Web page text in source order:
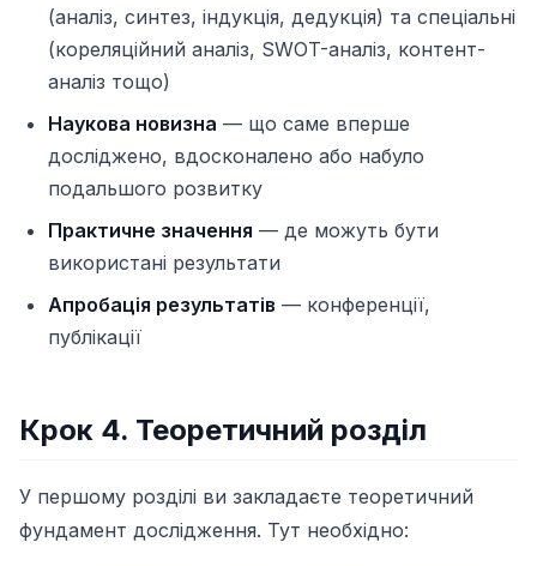
(аналіз, синтез, індукція, дедукція) та спеціальні
(кореляційний аналіз, SWOT-аналіз, контент-
аналіз тощо)
Наукова новизна — що саме вперше
досліджено, вдосконалено або набуло
подальшого розвитку
Практичне значення — де можуть бути
використані результати
Апробація результатів — конференції,
публікації
Крок 4. Теоретичний розділ
У першому розділі ви закладаєте теоретичний
фундамент дослідження. Тут необхідно: